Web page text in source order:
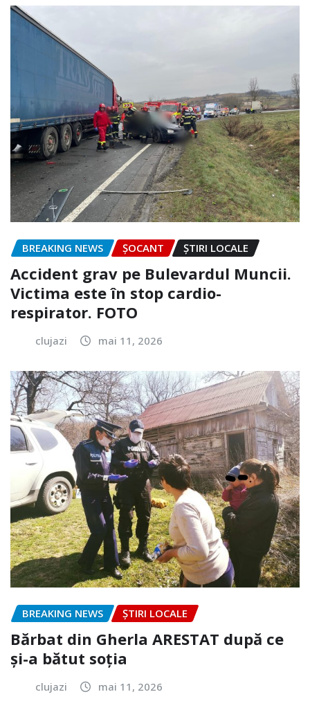
BREAKING NEWS ȘOCANT ȘTIRI LOCALE
Accident grav pe Bulevardul Muncii.
Victima este în stop cardio-
respirator. FOTO
clujazi mai 11, 2026
BREAKING NEWS ȘTIRI LOCALE
Bărbat din Gherla ARESTAT după ce
și-a bătut soția
clujazi mai 11, 2026